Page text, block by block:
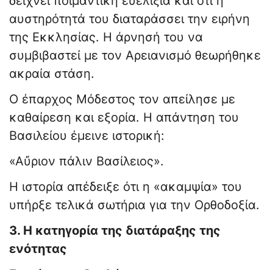
αυστηρότητά του διαταράσσει την ειρήνη
της Εκκλησίας. Η άρνησή του να
συμβιβαστεί με τον Αρειανισμό θεωρήθηκε
ακραία στάση.
Ο έπαρχος Μόδεστος τον απείλησε με
καθαίρεση και εξορία. Η απάντηση του
Βασιλείου έμεινε ιστορική:
«Αὔριον πάλιν Βασίλειος».
Η ιστορία απέδειξε ότι η «ακαμψία» του
υπήρξε τελικά σωτήρια για την Ορθοδοξία.
3. Η κατηγορία της διατάραξης της
ενότητας